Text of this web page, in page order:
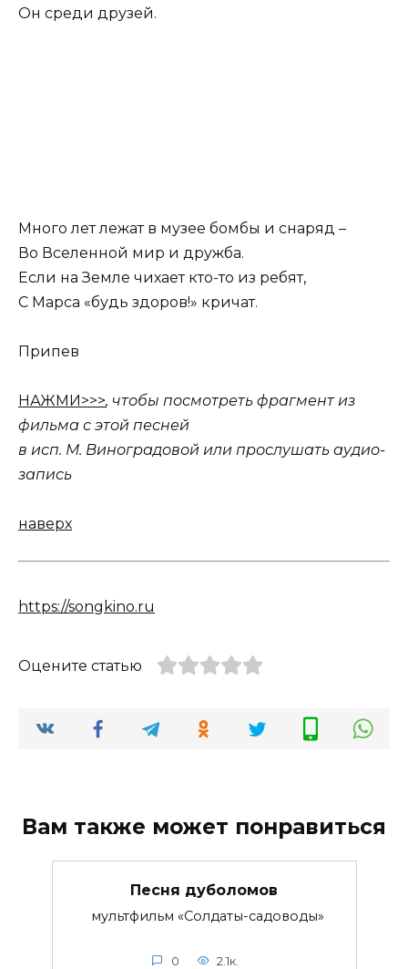
Он среди друзей.
Много лет лежат в музее бомбы и снаряд –
Во Вселенной мир и дружба.
Если на Земле чихает кто-то из ребят,
С Марса «будь здоров!» кричат.
Припев
НАЖМИ>>>, чтобы посмотреть фрагмент из
фильма с этой песней
в исп. М. Виноградовой или прослушать аудио-
запись
наверх
https://songkino.ru
Оцените статью
Вам также может понравиться
Песня дуболомов
мультфильм «Солдаты-садоводы»
0 2.1к.